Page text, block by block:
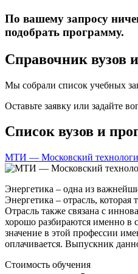
По вашему запросу
подобрать программу.
Справочник вузов
Мы собрали список учебных
Оставьте заявку или задайте
Список вузов и
МТИ — Московский
Энергетика – одна из
Энергетика – отрасль,
Отрасль также связана с
хорошо разбираются именно в
значение в этой профессии
оплачивается. Выпускник
Стоимость обучения